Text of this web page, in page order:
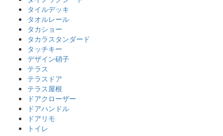
タイルデッキ
タオルレール
タカショー
タカラスタンダード
タッチキー
デザイン硝子
テラス
テラスドア
テラス屋根
ドアクローザー
ドアハンドル
ドアリモ
トイレ